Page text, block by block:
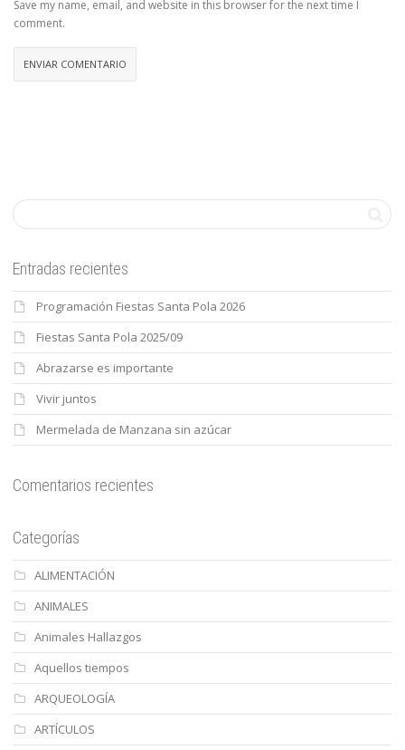
Save my name, email, and website in this browser for the next time I
comment.
Entradas recientes
Programación Fiestas Santa Pola 2026
Fiestas Santa Pola 2025/09
Abrazarse es importante
Vivir juntos
Mermelada de Manzana sin azúcar
Comentarios recientes
Categorías
ALIMENTACIÓN
ANIMALES
Animales Hallazgos
Aquellos tiempos
ARQUEOLOGÍA
ARTÍCULOS